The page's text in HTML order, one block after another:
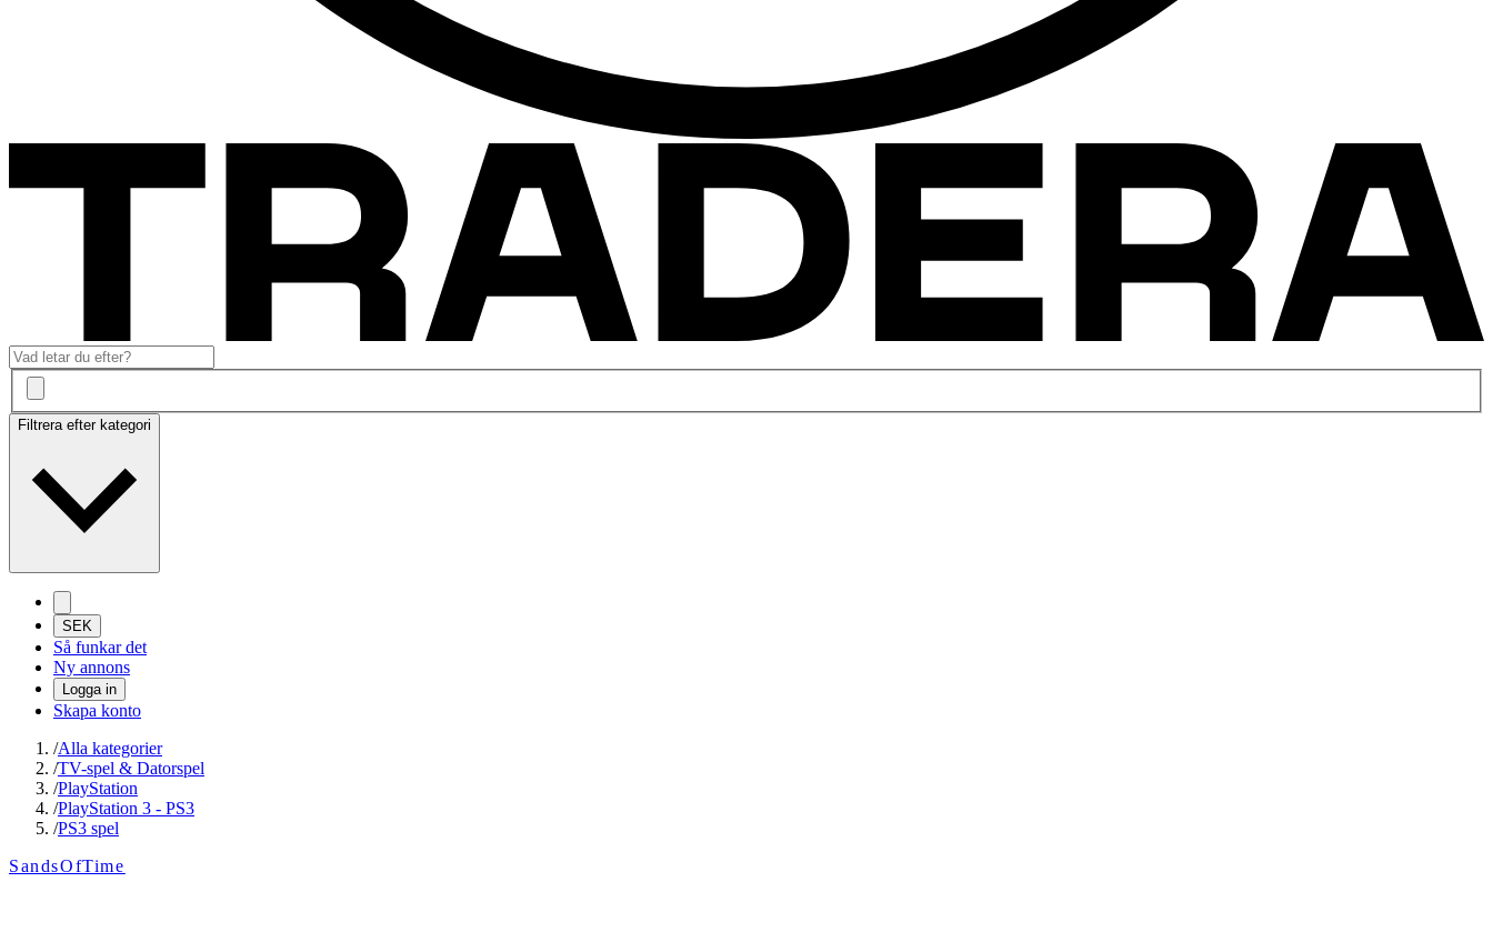
Filtrera efter kategori
SEK
Så funkar det
Ny annons
Logga in
Skapa konto
/Alla kategorier
/TV-spel & Datorspel
/PlayStation
/PlayStation 3 - PS3
/PS3 spel
SandsOfTime